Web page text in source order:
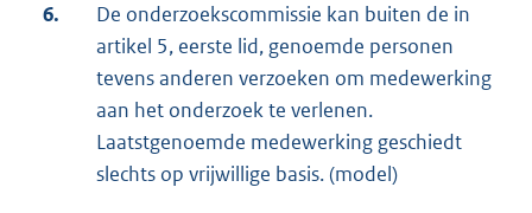
6.
De onderzoekscommissie kan buiten de in
artikel 5, eerste lid, genoemde personen
tevens anderen verzoeken om medewerking
aan het onderzoek te verlenen.
Laatstgenoemde medewerking geschiedt
slechts op vrijwillige basis. (model)